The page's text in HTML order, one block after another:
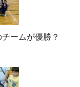
ームが優勝？